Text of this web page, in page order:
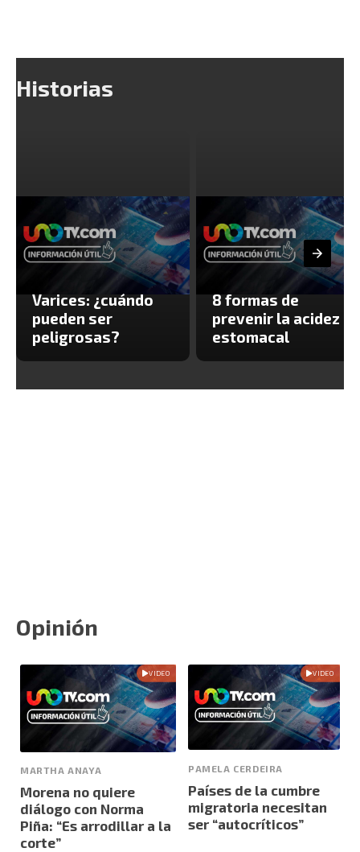
Historias
Varices: ¿cuándo
pueden ser
peligrosas?
8 formas de
prevenir la acidez
estomacal
Opinión
VIDEO
MARTHA ANAYA
Morena no quiere
diálogo con Norma
Piña: “Es arrodillar a la
corte”
VIDEO
PAMELA CERDEIRA
Países de la cumbre
migratoria necesitan
ser “autocríticos”